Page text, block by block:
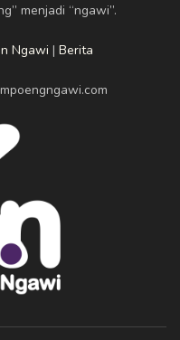
menjadi “ngawi”.
Ngawi | Berita